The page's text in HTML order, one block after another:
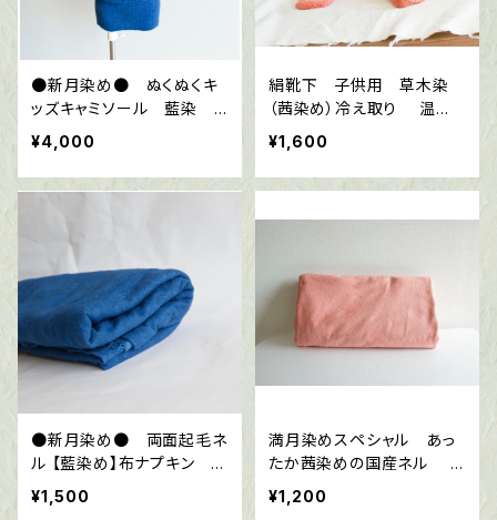
●新月染め● ぬくぬくキ
ッズキャミソール 藍染
冷え取り 温活 マタニテ
ィー 出産祝い
¥4,000
絹靴下 子供用 草木染
（茜染め）冷え取り 温
活 出産祝い
¥1,600
●新月染め● 両面起毛ネ
ル 【藍染め】布ナプキン
国産 コットン100％ 化学
薬品、ホルマリン不使用
¥1,500
満月染めスペシャル あっ
たか茜染めの国産ネル
化学薬品、ホルマリン不使
¥1,200